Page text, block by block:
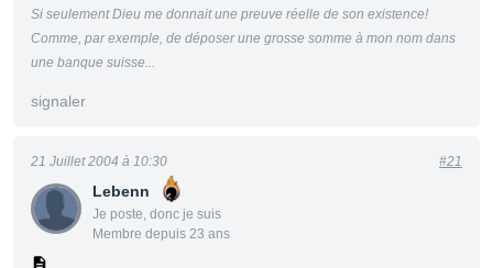
Si seulement Dieu me donnait une preuve réelle de son existence!
Comme, par exemple, de déposer une grosse somme à mon nom dans
une banque suisse...
signaler
Lebenn
Je poste, donc je suis
Membre depuis 23 ans
21 Juillet 2004 à 10:30 #21